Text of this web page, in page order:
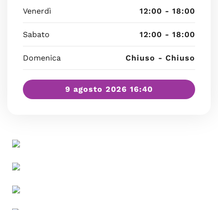
Venerdì 12:00 - 18:00
Sabato 12:00 - 18:00
Domenica Chiuso - Chiuso
9 agosto 2026 16:40